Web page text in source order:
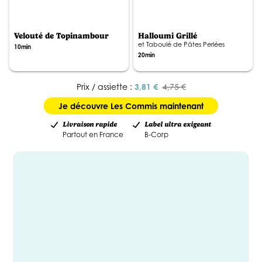
Velouté de Topinambour
10min
Halloumi Grillé
et Taboulé de Pâtes Perlées
20min
Prix / assiette : 3,81 € 4,75 €
Je découvre Les Commis maintenant
Livraison rapide
Partout en France
Label ultra exigeant
B-Corp